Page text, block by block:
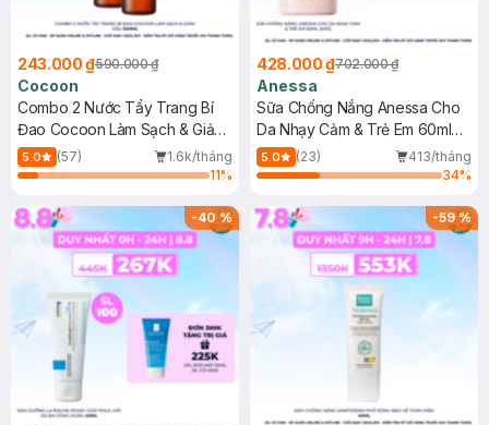
243.000 ₫590.000 ₫
Cocoon
Combo 2 Nước Tẩy Trang Bí
Đao Cocoon Làm Sạch & Giảm
Dầu 500ml
5.0 (57)
1.6k/tháng
11%
428.000 ₫702.000 ₫
Anessa
Sữa Chống Nắng Anessa Cho
Da Nhạy Cảm & Trẻ Em 60ml
(Mới)
5.0 (23)
413/tháng
34%
-40% -59%